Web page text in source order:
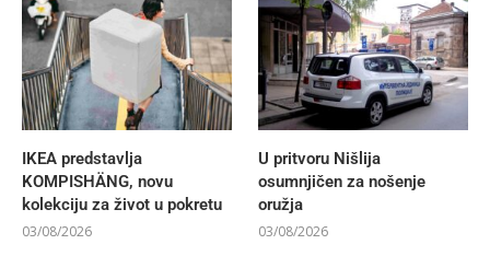
IKEA predstavlja
KOMPISHÄNG, novu
kolekciju za život u pokretu
03/08/2026
U pritvoru Nišlija
osumnjičen za nošenje
oružja
03/08/2026